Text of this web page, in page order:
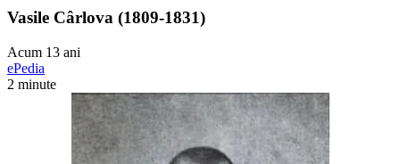
Vasile Cârlova (1809-1831)
Acum 13 ani
ePedia
2 minute